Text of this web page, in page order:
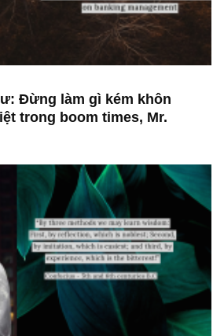
cắt)
tư: Đừng làm gì kém khôn
trong boom times, Mr.